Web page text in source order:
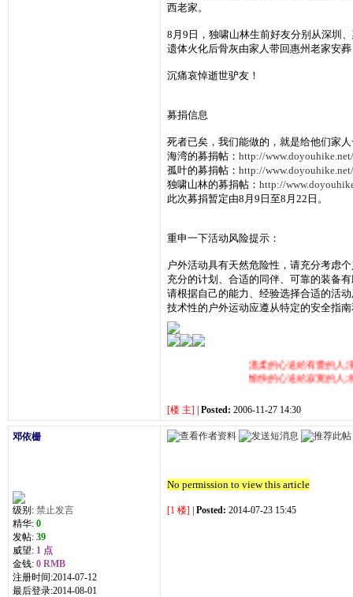
西老家。
8月9日，独啸山林生前好友分别从深圳
遗体火化后骨灰由家人带回惠州老家安
沉痛哀悼逝世驴友！
募捐信息
死者已矣，我们能做的，就是给他们家
海湾的募捐帖： http://
孤叶的募捐帖： http://
独啸山林的募捐帖： http://
此次募捐暂定由8月9日至8月22日。
重申一下活动风险提示：
户外活动具有天然危险性，请充分考虑
充分的计划、合适的同伴、可靠的装备
请根据自己的能力、经验选择合适的活
技术性的户外运动应遵从特定的安全指
溫柔的心送給有愛的人;浪
愉快的心送給寂寞的人;永
[楼 主] Posted: 2006-11-27 14:30
邓依栅
级别: 禁止发言
精华: 0
发帖: 39
威望: 1 点
金钱: 0 RMB
注册时间:2014-07-12
最后登录:2014-08-01
No permission to view this article
[1 楼] Posted: 2014-07-23 15:45